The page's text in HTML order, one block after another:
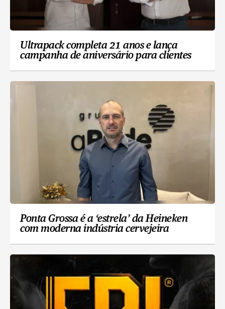
Ultrapack completa 21 anos e lança
campanha de aniversário para clientes
Ponta Grossa é a ‘estrela’ da Heineken
com moderna indústria cervejeira